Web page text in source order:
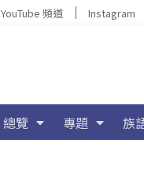
YouTube 頻道 Instagram
總覽 專題 族